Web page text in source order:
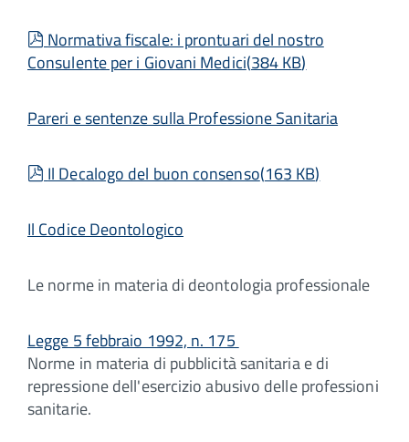
pdf
Normativa fiscale: i prontuari del nostro
Consulente per i Giovani Medici(384 KB)
Pareri e sentenze sulla Professione Sanitaria
pdf
Il Decalogo del buon consenso(163 KB)
Il Codice Deontologico
Le norme in materia di deontologia professionale
Legge 5 febbraio 1992, n. 175
Norme in materia di pubblicità sanitaria e di
repressione dell'esercizio abusivo delle professioni
sanitarie.